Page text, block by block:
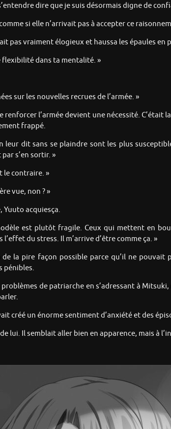
dire que je suis désormais digne de
si elle n’arrivait pas à accepter ce
pas vraiment élogieux et haussa les épaules
flexibilité dans ta mentalité. »
sur les nouvelles recrues de l’armée. »
l’armée devient une nécessité.
frappé.
leur dit sans se plaindre sont les plus
s’en sortir. »
le contraire. »
vue, non ? »
Yuuto acquiesça.
est plutôt fragile. Ceux qui mettent en
du stress. Il m’arrive d’être comme ça. »
la pire façon possible parce qu’il ne
pénibles.
de patriarche en s’adressant à
créé un énorme sentiment d’anxiété et des
lui. Il semblait aller bien en apparence, mais à